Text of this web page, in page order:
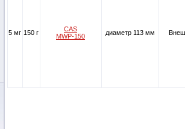
5 мг 150 г
CAS
MWP-150
диаметр 113 мм